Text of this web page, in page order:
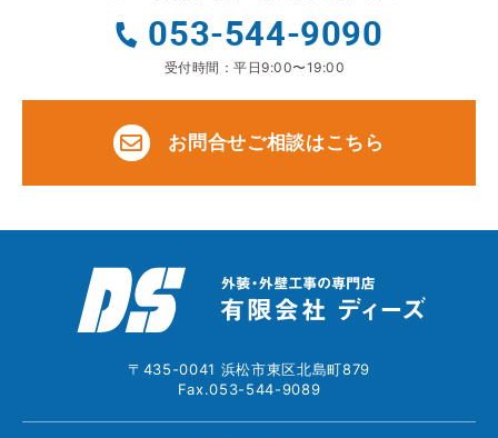
053-544-9090
受付時間：平日9:00〜19:00
お問合せご相談はこちら
〒435-0041 浜松市東区北島町879
Fax.053-544-9089